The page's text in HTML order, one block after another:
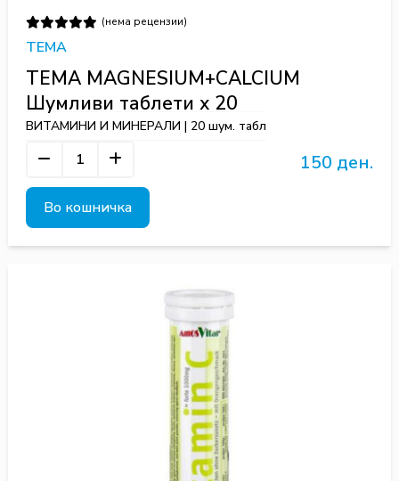
(нема рецензии)
TEMA
TEMA MAGNESIUM+CALCIUM
Шумливи таблети х 20
ВИТАМИНИ И МИНЕРАЛИ | 20 шум. табл
150 ден.
Во кошничка